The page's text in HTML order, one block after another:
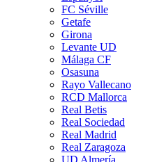
FC Séville
Getafe
Girona
Levante UD
Málaga CF
Osasuna
Rayo Vallecano
RCD Mallorca
Real Betis
Real Sociedad
Real Madrid
Real Zaragoza
UD Almería